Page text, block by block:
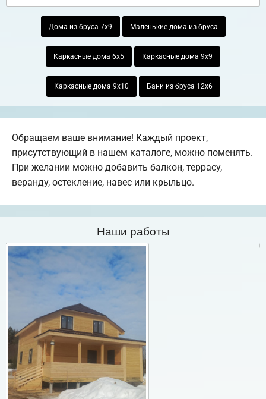
Дома из бруса 7х9 Маленькие дома из бруса
Каркасные дома 6х5 Каркасные дома 9х9
Каркасные дома 9х10 Бани из бруса 12х6
Обращаем ваше внимание! Каждый проект,
присутствующий в нашем каталоге, можно поменять.
При желании можно добавить балкон, террасу,
веранду, остекление, навес или крыльцо.
Наши работы